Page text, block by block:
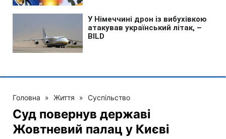
Головна » Життя » Суспільство
Суд повернув державі
Жовтневий палац у Києві